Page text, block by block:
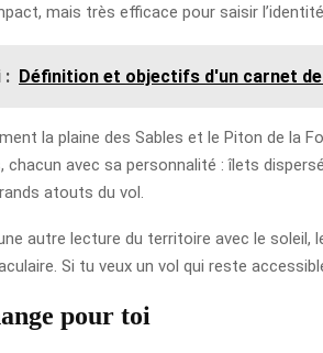
mais très efficace pour saisir l’identité
: Définition et objectifs d'un carnet
la plaine des Sables et le Piton de la
chacun avec sa personnalité : îlets
atouts du vol.
autre lecture du territoire avec le soleil,
Si tu veux un vol qui reste
pour toi